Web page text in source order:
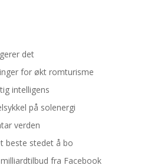
det
for økt romturisme
intelligens
på solenergi
verden
beste stedet å bo
fra Facebook